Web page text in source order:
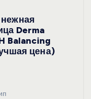
Derma
Balancing
цена)